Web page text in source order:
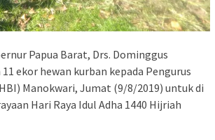
Papua Barat, Drs. Dominggus
ekor hewan kurban kepada Pengurus
Manokwari, Jumat (9/8/2019) untuk di
Hari Raya Idul Adha 1440 Hijriah